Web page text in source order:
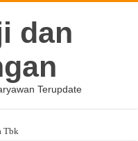
dan
Terupdate
Tbk